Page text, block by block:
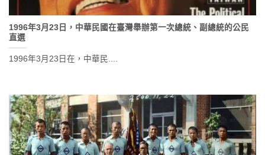
1996年3月23日，中華民國在臺灣舉辦第一次總統、副總統的公民
直選
1996年3月23日在，中華民....